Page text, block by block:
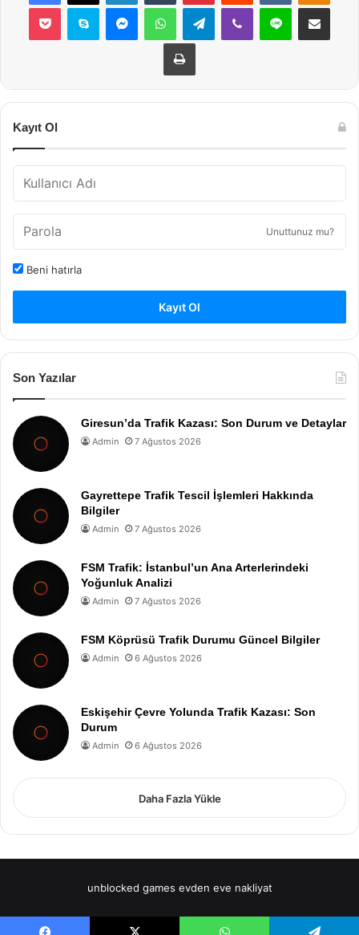
Pocket Skype MessengerWhatsAppTelegramViber Line E-Posta ile
Yazdır
Kayıt Ol
Unuttunuz mu?
Beni hatırla
Kayıt Ol
Son Yazılar
Giresun’da Trafik Kazası: Son Durum ve Detaylar
Admin 7 Ağustos 2026
Gayrettepe Trafik Tescil İşlemleri Hakkında
Bilgiler
Admin 7 Ağustos 2026
FSM Trafik: İstanbul’un Ana Arterlerindeki
Yoğunluk Analizi
Admin 7 Ağustos 2026
FSM Köprüsü Trafik Durumu Güncel Bilgiler
Admin 6 Ağustos 2026
Eskişehir Çevre Yolunda Trafik Kazası: Son
Durum
Admin 6 Ağustos 2026
Daha Fazla Yükle
unblocked games evden eve nakliyat